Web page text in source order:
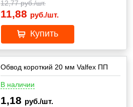
12,77руб./шт.
11,88 руб./шт.
Купить
Обвод короткий 20 мм Valfex ПП
В наличии
1,18 руб./шт.